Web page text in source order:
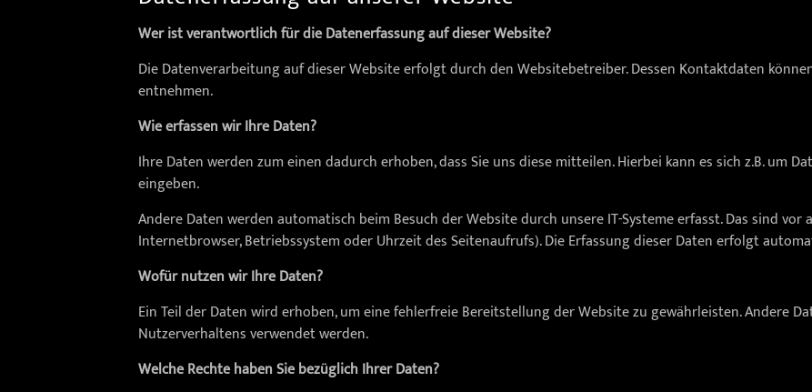
Wer ist verantwortlich für die Datenerfassung auf dieser Website?
Die Datenverarbeitung auf dieser Website erfolgt durch den Websitebetreiber. Dessen Kontaktdaten
entnehmen.
Wie erfassen wir Ihre Daten?
Ihre Daten werden zum einen dadurch erhoben, dass Sie uns diese mitteilen. Hierbei kann es sich z.B. um
eingeben.
Andere Daten werden automatisch beim Besuch der Website durch unsere IT-Systeme erfasst. Das sind vor
Internetbrowser, Betriebssystem oder Uhrzeit des Seitenaufrufs). Die Erfassung dieser Daten erfolgt
Wofür nutzen wir Ihre Daten?
Ein Teil der Daten wird erhoben, um eine fehlerfreie Bereitstellung der Website zu gewährleisten. Andere
Nutzerverhaltens verwendet werden.
Welche Rechte haben Sie bezüglich Ihrer Daten?